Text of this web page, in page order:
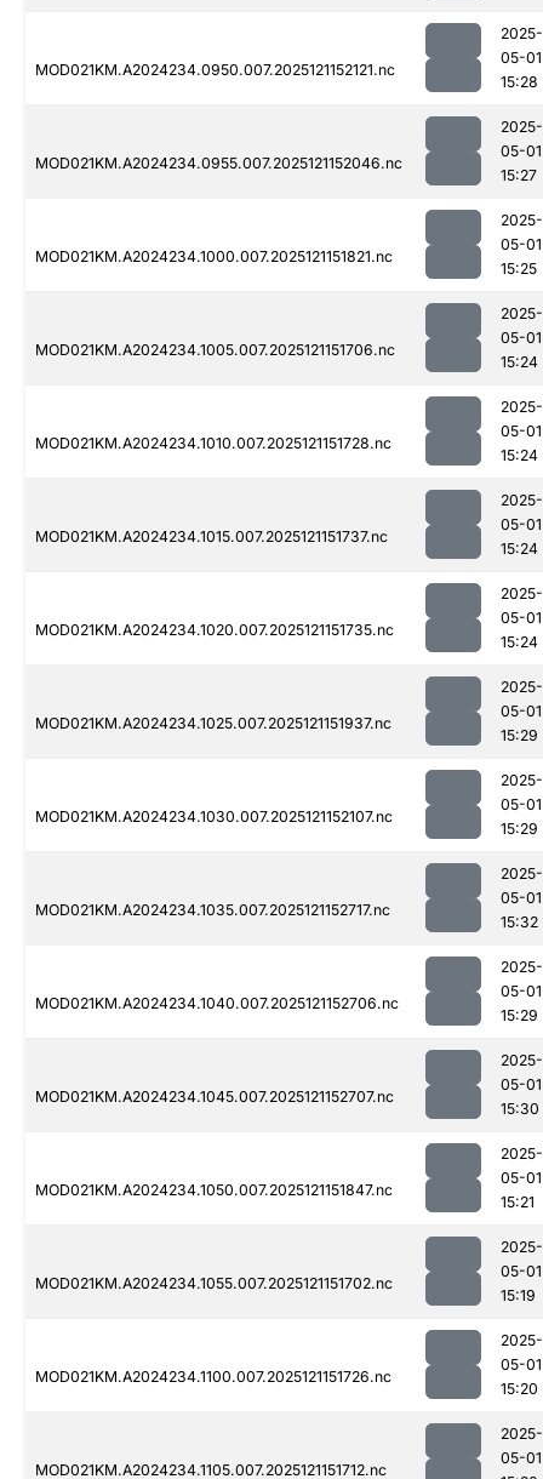
MOD021KM.A2024234.0950.007.2025121152121.nc
2025-
05-01
15:28
MOD021KM.A2024234.0955.007.2025121152046.nc
2025-
05-01
15:27
MOD021KM.A2024234.1000.007.2025121151821.nc
2025-
05-01
15:25
MOD021KM.A2024234.1005.007.2025121151706.nc
2025-
05-01
15:24
MOD021KM.A2024234.1010.007.2025121151728.nc
2025-
05-01
15:24
MOD021KM.A2024234.1015.007.2025121151737.nc
2025-
05-01
15:24
MOD021KM.A2024234.1020.007.2025121151735.nc
2025-
05-01
15:24
MOD021KM.A2024234.1025.007.2025121151937.nc
2025-
05-01
15:29
MOD021KM.A2024234.1030.007.2025121152107.nc
2025-
05-01
15:29
MOD021KM.A2024234.1035.007.2025121152717.nc
2025-
05-01
15:32
MOD021KM.A2024234.1040.007.2025121152706.nc
2025-
05-01
15:29
MOD021KM.A2024234.1045.007.2025121152707.nc
2025-
05-01
15:30
MOD021KM.A2024234.1050.007.2025121151847.nc
2025-
05-01
15:21
MOD021KM.A2024234.1055.007.2025121151702.nc
2025-
05-01
15:19
MOD021KM.A2024234.1100.007.2025121151726.nc
2025-
05-01
15:20
MOD021KM.A2024234.1105.007.2025121151712.nc
2025-
05-01